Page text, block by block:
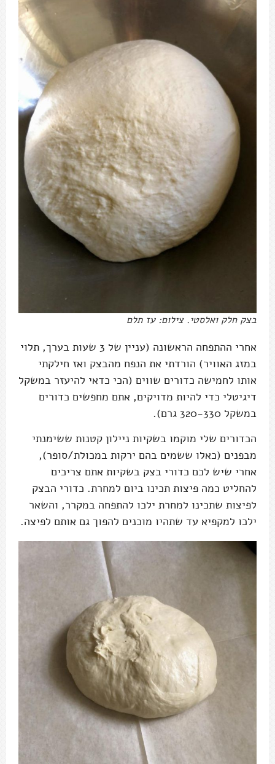
בצק חלק ואלסטי. צילום: עז תלם
אחרי ההתפחה הראשונה (עניין של 3 שעות בערך, תלוי
במזג האוויר) הורדתי את הנפח מהבצק ואז חילקתי
אותו לחמישה כדורים שווים (הכי כדאי להיעזר במשקל
דיגיטלי כדי להיות מדויקים, אתם מחפשים כדורים
במשקל 320-330 גרם).
הכדורים שלי מוקמו בשקיות ניילון קטנות ששימנתי
מבפנים (כאלו ששמים בהם ירקות במכולת/סופר),
אחרי שיש לכם כדורי בצק בשקיות אתם צריכים
להחליט כמה פיצות תכינו ביום למחרת. כדורי הבצק
לפיצות שתכינו למחרת ילכו להתפחה במקרר, והשאר
ילכו למקפיא עד שתהיו מוכנים להפוך גם אותם לפיצה.